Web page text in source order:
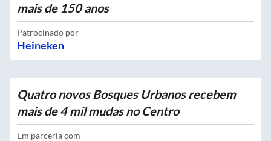
mais de 150 anos
Patrocinado por
Heineken
Quatro novos Bosques Urbanos recebem
mais de 4 mil mudas no Centro
Em parceria com